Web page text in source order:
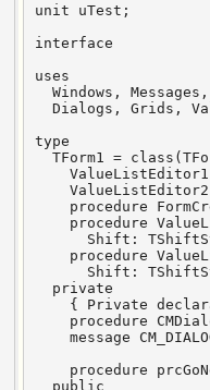
unit uTest;
interface
uses
Windows,
Dialogs, Grids,
type
TForm1 =
procedure
procedure
Shift:
procedure
Shift:
  private
{ Private
procedure
message
procedure
  public